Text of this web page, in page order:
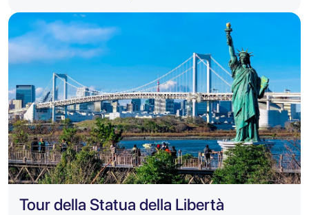
Tour della Statua della Libertà